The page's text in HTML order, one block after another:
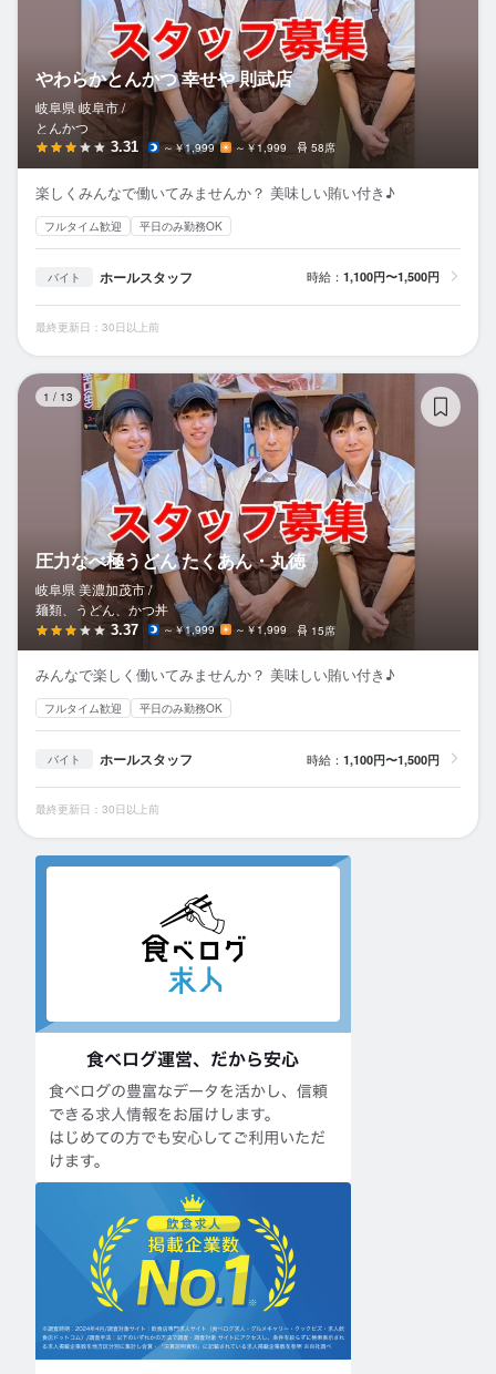
やわらかとんかつ 幸せや 則武店
岐阜県 岐阜市 /
とんかつ
3.31 ～￥1,999 ～￥1,999 58席
楽しくみんなで働いてみませんか？ 美味しい賄い付き♪
フルタイム歓迎 平日のみ勤務OK
バイト ホールスタッフ 時給： 1,100円〜1,500円
最終更新日：30日以上前
1 / 13
圧力なべ極うどん たくあん・丸徳
岐阜県 美濃加茂市 /
麺類、うどん、かつ丼
3.37 ～￥1,999 ～￥1,999 15席
みんなで楽しく働いてみませんか？ 美味しい賄い付き♪
フルタイム歓迎 平日のみ勤務OK
バイト ホールスタッフ 時給： 1,100円〜1,500円
最終更新日：30日以上前